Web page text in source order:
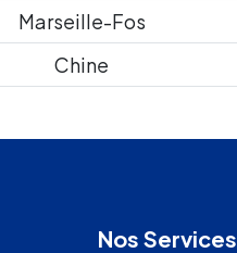
Marseille-Fos
Chine
Nos Services